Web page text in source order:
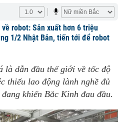
robot: Sản xuất hơn 6 triệu
1/2 Nhật Bản, tiến tới để robot
là dẫn đầu thế giới về tốc độ
thiếu lao động lành nghề đủ
khiến Bắc Kinh đau đầu.